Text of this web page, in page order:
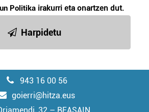
Politika irakurri eta onartzen dut.
Harpidetu
943 16 00 56
goierri@hitza.eus